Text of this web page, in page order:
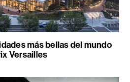
más bellas del mundo
Versailles